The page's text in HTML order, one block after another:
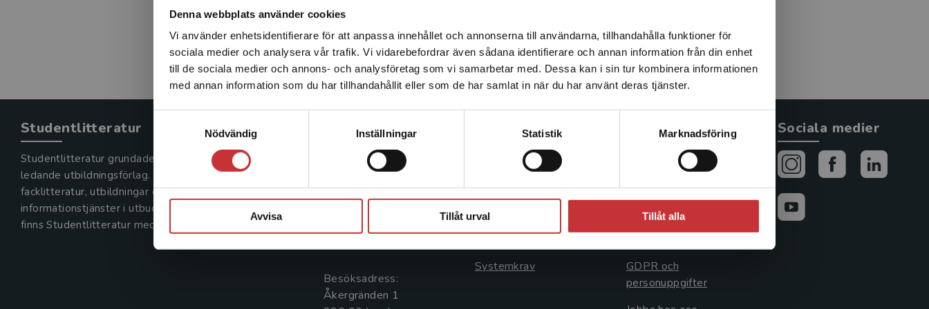
Denna webbplats använder cookies
Vi använder enhetsidentifierare för att anpassa innehållet och annonserna till användarna, tillhandahålla funktioner för
sociala medier och analysera vår trafik. Vi vidarebefordrar även sådana identifierare och annan information från din enhet
till de sociala medier och annons- och analysföretag som vi samarbetar med. Dessa kan i sin tur kombinera informationen
med annan information som du har tillhandahållit eller som de har samlat in när du har använt deras tjänster.
Nödvändig
Inställningar Statistik Marknadsföring
Avvisa Tillåt urval Tillåt alla
Det verkar som att du besöker studentlitteratur.se via en
enhet utanför Sverige. Vi erbjuder inte leveranser utanför
Sverige. För att kunna slutföra ett köp måste
leveransadressen vara i Sverige.Läs mer
Studentlitteratur
Studentlitteratur grundades 1963 och är idag Sveriges
ledande utbildningsförlag. Med läromedel, kurslitteratur,
facklitteratur, utbildningar och digitala
informationstjänster i utbudet,
finns Studentlitteratur med längs hela kunskapsresan.
Kontakta oss
Kontakta oss
046-31 20 00
Box 141
221 00 Lund
Besöksadress:
Åkergränden 1
Kundservice
Kontakta kundservice
046-31 21 00
Frågor och svar
Systemkrav
Allmänna länkar
Avtal och rättigheter
Cookies
GDPR och
personuppgifter
Sociala medier